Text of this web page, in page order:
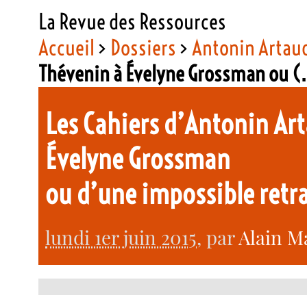
La Revue des Ressources
Accueil > Dossiers >Antonin
Thévenin à Évelyne Grossman
Les Cahiers d’Antonin
Évelyne Grossman
ou d’une impossible
lundi 1er juin 2015, parAlain